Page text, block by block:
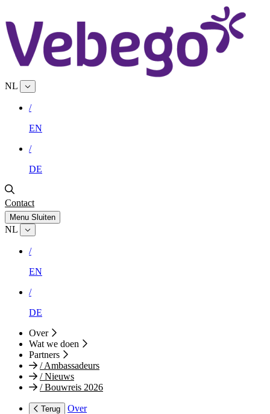
NL
/
EN
/
DE
Contact
Menu Sluiten
NL
/
EN
/
DE
Over
Wat we doen
Partners
/Ambassadeurs
/Nieuws
/Bouwreis 2026
Terug
Over